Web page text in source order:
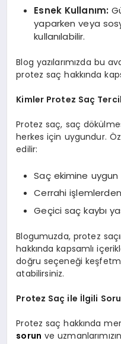
Esnek Kullanım:
yaparken veya
kullanılabilir.
Blog yazılarımızda bu
protez saç hakkında
Kimler Protez Saç
Protez saç, saç
herkes için uygundur.
edilir:
Saç ekimine
Cerrahi
Geçici saç kaybı
Blogumuzda, protez
hakkında kapsamlı
doğru seçeneği
atabilirsiniz.
Protez Saç ile İlgili
Protez saç hakkında
sorun ve